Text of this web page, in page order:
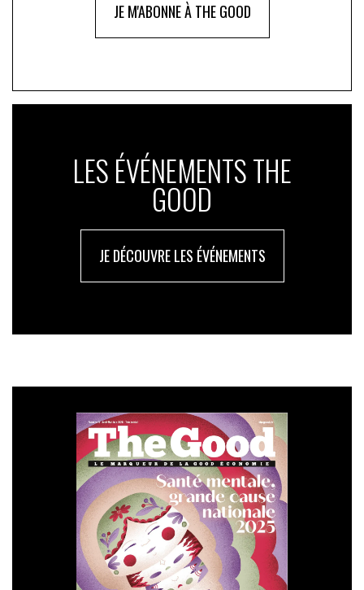
JE M'ABONNE À THE GOOD
LES ÉVÉNEMENTS THE
GOOD
JE DÉCOUVRE LES ÉVÉNEMENTS